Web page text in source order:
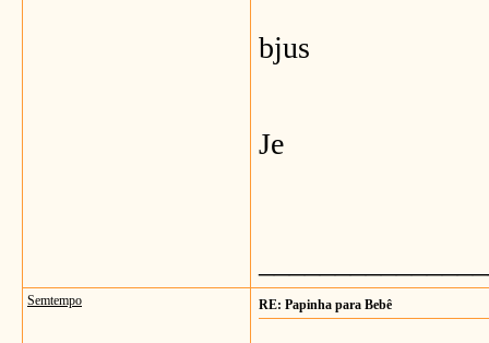
bjus
Je
Semtempo RE: Papinha para Bebê